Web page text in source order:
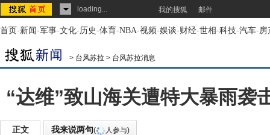
loading... 我的搜狐 邮件
首页-新闻-军事-文化-历史-体育-NBA-视频-娱谈-财经-世相-科技-汽车-房
> 台风苏拉 > 台风苏拉消息
“达维”致山海关遭特大暴雨袭
正文 我来说两句( 人参与)